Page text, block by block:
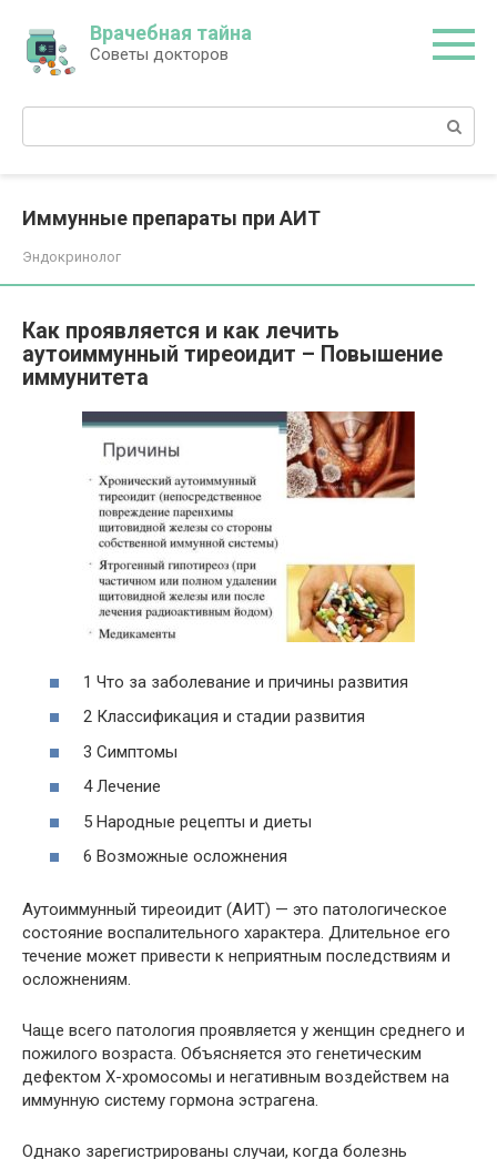
контенту
Врачебная тайна
Советы докторов
Поиск:
Иммунные препараты при АИТ
Эндокринолог
Как проявляется и как лечить
аутоиммунный тиреоидит – Повышение
иммунитета
1 Что за заболевание и причины развития
2 Классификация и стадии развития
3 Симптомы
4 Лечение
5 Народные рецепты и диеты
6 Возможные осложнения
Аутоиммунный тиреоидит (АИТ) — это патологическое
состояние воспалительного характера. Длительное его
течение может привести к неприятным последствиям и
осложнениям.
Чаще всего патология проявляется у женщин среднего и
пожилого возраста. Объясняется это генетическим
дефектом Х-хромосомы и негативным воздействем на
иммунную систему гормона эстрагена.
Однако зарегистрированы случаи, когда болезнь